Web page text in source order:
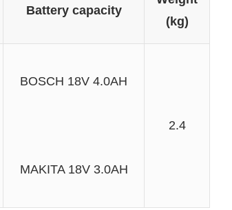
Battery capacity
(kg)
BOSCH 18V 4.0AH
MAKITA 18V 3.0AH
2.4